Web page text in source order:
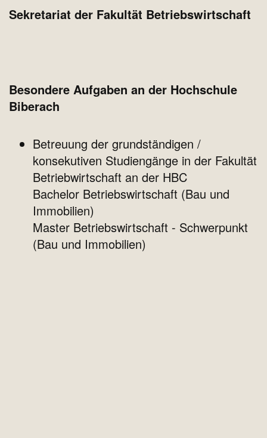
Sekretariat der Fakultät Betriebswirtschaft
Besondere Aufgaben an der Hochschule
Biberach
Betreuung der grundständigen /
konsekutiven Studiengänge in der Fakultät
Betriebwirtschaft an der HBC
Bachelor Betriebswirtschaft (Bau und
Immobilien)
Master Betriebswirtschaft - Schwerpunkt
(Bau und Immobilien)